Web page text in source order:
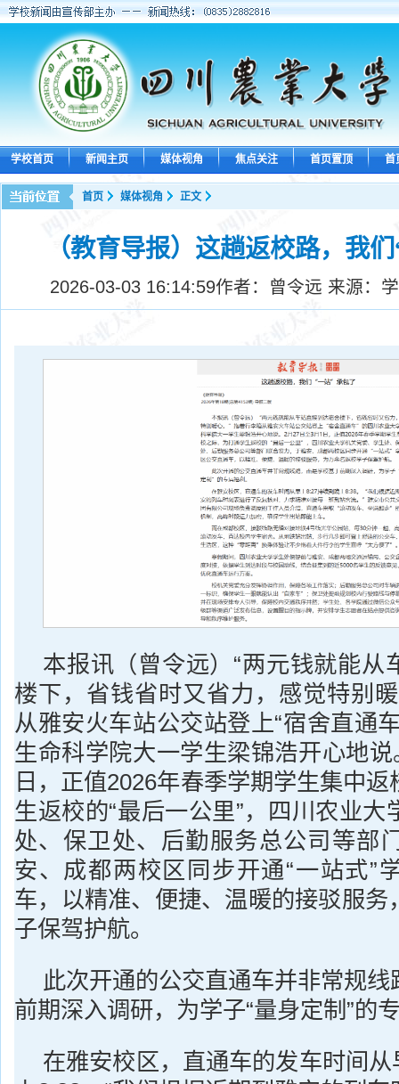
学校首页 新闻主页 媒体视角 焦点关注 首页置顶 首
首页 媒体视角 正文
（教育导报）这趟返校路，我
2026-03-03 16:14:59作者：曾令远 来源：
本报讯（曾令远）“两元钱就能从
楼下，省钱省时又省力，感觉特别
从雅安火车站公交站登上“宿舍直通
生命科学院大一学生梁锦浩开心地
日，正值2026年春季学期学生集中
生返校的“最后一公里”，四川农业大
处、保卫处、后勤服务总公司等部
安、成都两校区同步开通“一站式”
车，以精准、便捷、温暖的接驳服务
子保驾护航。
此次开通的公交直通车并非常规
前期深入调研，为学子“量身定制”的
在雅安校区，直通车的发车时间